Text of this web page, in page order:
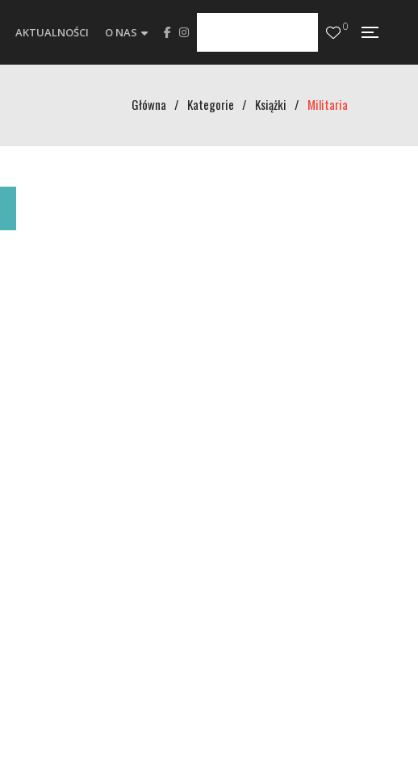
AKTUALNOŚCI O NAS 0
Główna / Kategorie / Książki / Militaria